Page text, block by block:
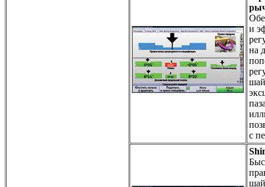
и
на
с